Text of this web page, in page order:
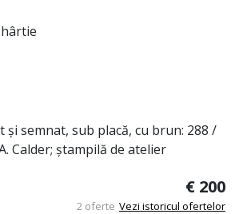
semnat, sub placă, cu brun: 288 /
Calder; ștampilă de atelier
€ 200
2 oferte Vezi istoricul ofertelor